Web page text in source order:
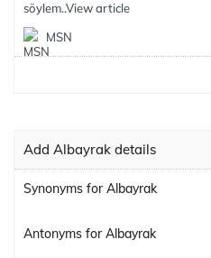
söylem..View article
MSN
Add Albayrak details
Synonyms for Albayrak
Antonyms for Albayrak